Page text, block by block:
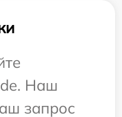
Наш
запрос